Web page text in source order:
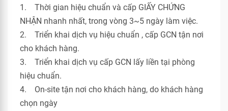
1. Thời gian hiệu chuẩn và cấp GIẤY CHỨNG
NHẬN nhanh nhất, trong vòng 3~5 ngày làm việc.
2. Triển khai dịch vụ hiệu chuẩn , cấp GCN tận nơi
cho khách hàng.
3. Triển khai dịch vụ cấp GCN lấy liền tại phòng
hiệu chuẩn.
4. On-site tận nơi cho khách hàng, do khách hàng
chọn ngày